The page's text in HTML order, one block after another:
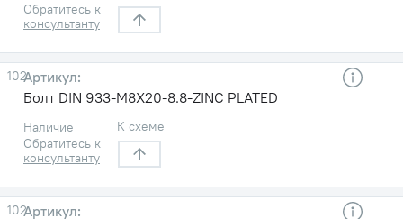
Обратитесь к
консультанту
102
Болт DIN 933-M8X20-8.8-ZINC PLATED
Наличие
Обратитесь к
консультанту
К схеме
102